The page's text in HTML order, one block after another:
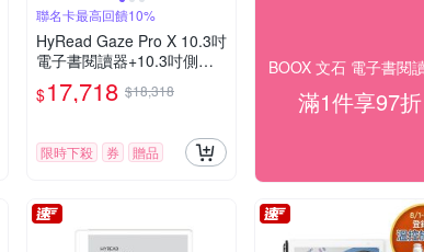
聯名卡最高回饋10%
HyRead Gaze Pro X 10.3吋
電子書閱讀器+10.3吋側翻
軟膠殼+手寫類紙膜 (組合)
$17,718 $18,318
限時下殺 券 贈品
滿1件享97折